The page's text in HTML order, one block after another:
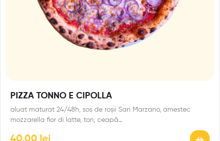
PIZZA TONNO E CIPOLLA
aluat maturat 24/48h, sos de roșii San Marzano, amestec
mozzarella fior di latte, ton, ceapă…
40,00 lei